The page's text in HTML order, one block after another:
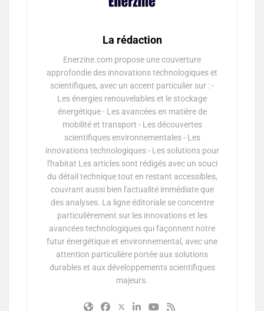
La rédaction
Enerzine.com propose une couverture
approfondie des innovations technologiques et
scientifiques, avec un accent particulier sur : -
Les énergies renouvelables et le stockage
énergétique - Les avancées en matière de
mobilité et transport - Les découvertes
scientifiques environnementales - Les
innovations technologiques - Les solutions pour
l'habitat Les articles sont rédigés avec un souci
du détail technique tout en restant accessibles,
couvrant aussi bien l'actualité immédiate que
des analyses. La ligne éditoriale se concentre
particulièrement sur les innovations et les
avancées technologiques qui façonnent notre
futur énergétique et environnemental, avec une
attention particulière portée aux solutions
durables et aux développements scientifiques
majeurs.